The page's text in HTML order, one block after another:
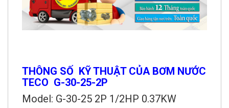
THÔNG SỐ KỸ THUẬT CỦA BƠM NƯỚC
TECO G-30-25-2P
Model: G-30-25 2P 1/2HP 0.37KW